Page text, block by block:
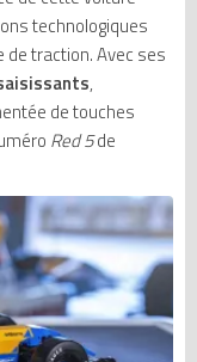
technologiques
traction. Avec ses
,
de touches
Red 5de